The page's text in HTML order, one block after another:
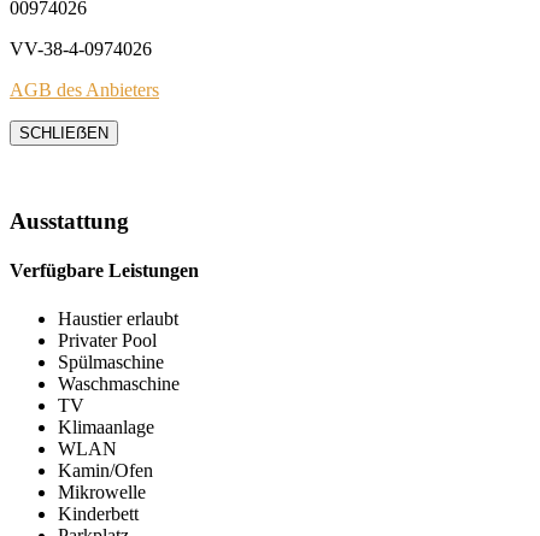
00974026
VV-38-4-0974026
AGB des Anbieters
SCHLIEẞEN
Ausstattung
Verfügbare Leistungen
Haustier erlaubt
Privater Pool
Spülmaschine
Waschmaschine
TV
Klimaanlage
WLAN
Kamin/Ofen
Mikrowelle
Kinderbett